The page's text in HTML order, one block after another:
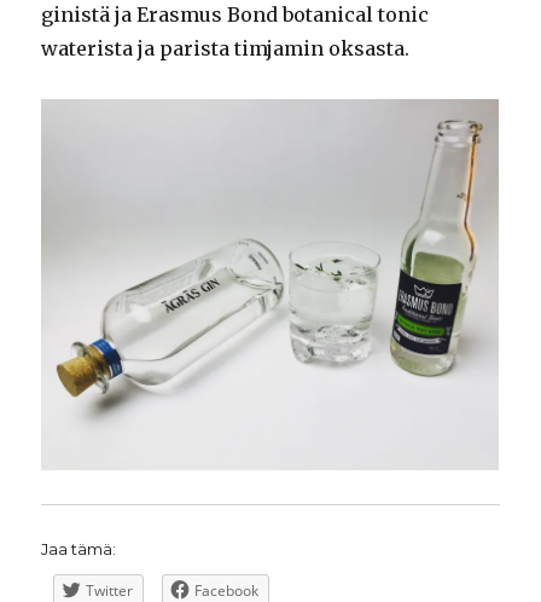
ginistä ja Erasmus Bond botanical tonic
waterista ja parista timjamin oksasta.
Jaa tämä:
Twitter Facebook